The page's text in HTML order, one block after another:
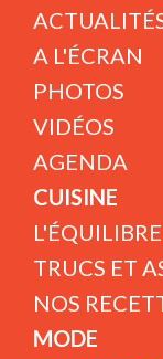
A L'ÉCRAN
PHOTOS
VIDÉOS
AGENDA
CUISINE
TRUCS ET
NOS
MODE